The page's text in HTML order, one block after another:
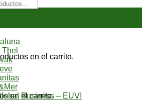
en el carrito.
en el carrito.
Business – EUVI